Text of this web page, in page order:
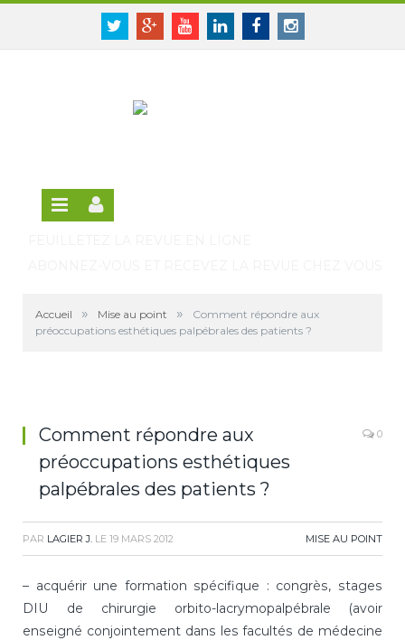
Panneau de gestion des cookies
TwitterGoogle+YoutubeLinkedinFacebookInstagram
SE CONNECTER
Accueil » Mise au point »
Comment répondre aux
préoccupations esthétiques palpébrales des patients ?
Comment répondre aux
préoccupations esthétiques
palpébrales des patients ?
0
PAR LAGIER J. LE 19 MARS 2012 MISE AU POINT
– acquérir une formation spécifique : congrès, stages
DIU de chirurgie orbito-lacrymopalpébrale (avoir
enseigné conjointement dans les facultés de médecine